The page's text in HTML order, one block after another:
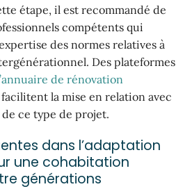
étape, il est recommandé de
compétents qui
des normes relatives à
Des plateformes
de rénovation
facilitent la mise en relation avec
ce type de projet.
dans l’adaptation
une cohabitation
générations